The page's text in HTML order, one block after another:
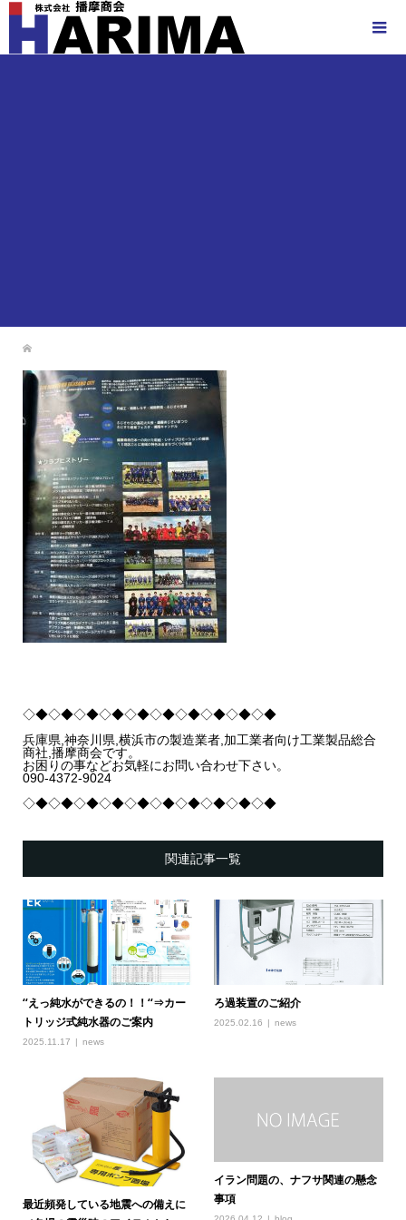
◇◆◇◆◇◆◇◆◇◆◇◆◇◆◇◆◇◆◇◆
兵庫県,神奈川県,横浜市の製造業者,加工業者向け工業製品総合
商社,播摩商会です。
お困りの事などお気軽にお問い合わせ下さい。
090-4372-9024
◇◆◇◆◇◆◇◆◇◆◇◆◇◆◇◆◇◆◇◆
関連記事一覧
‘‘えっ純水ができるの！！‘‘⇒カー
トリッジ式純水器のご案内
2025.11.17 news
ろ過装置のご紹介
2025.02.16 news
最近頻発している地震への備えに
イラン問題の、ナフサ関連の懸念
事項